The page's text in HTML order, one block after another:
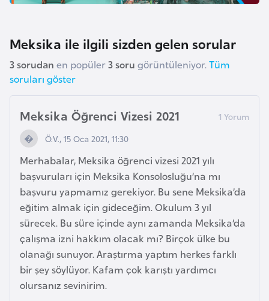
Meksika ile ilgili sizden gelen sorular
3 sorudan en popüler3 soru görüntüleniyor. Tüm
soruları göster
Meksika Öğrenci Vizesi 2021
Ö.V., 15 Oca 2021, 11:30
Merhabalar, Meksika öğrenci vizesi 2021 yılı
başvuruları için Meksika Konsolosluğu’na mı
başvuru yapmamız gerekiyor. Bu sene Meksika’da
eğitim almak için gideceğim. Okulum 3 yıl
sürecek. Bu süre içinde aynı zamanda Meksika’da
çalışma izni hakkım olacak mı? Birçok ülke bu
olanağı sunuyor. Araştırma yaptım herkes farklı
bir şey söylüyor. Kafam çok karıştı yardımcı
olursanız sevinirim.
l
a
i
s
a
n
B
u
r
k
i
n
a
F
a